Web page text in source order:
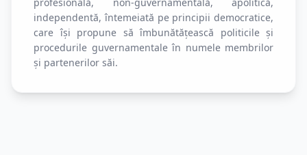
independentă, întemeiată pe principii democratice,
care își propune să îmbunătățească politicile și
procedurile guvernamentale în numele membrilor
și partenerilor săi.